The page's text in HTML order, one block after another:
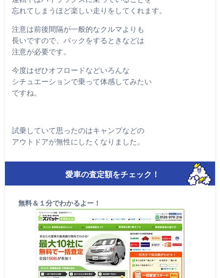
忘れてしまうほど楽しい走りをしてくれます。
注意は前後間隔が一般的なクルマよりも
長いですので、バックをするときなどは
注意が必要です。
今度はぜひオフロードなどいろんな
シチュエーションで乗って体感してみたい
ですね。
試乗していて思ったのはキャンプなどの
アウトドアが無性にしたくなりました。
愛車の査定額をチェック！
無料＆１分でわかるよー！